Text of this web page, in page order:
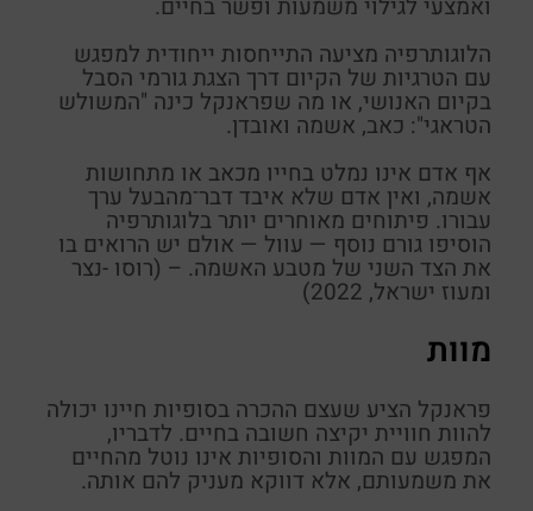
ואמצעי לגילוי משמעות ופשר בחיים.
הלוגותרפיה מציעה התייחסות ייחודית למפגש
עם הטרגיות של הקיום דרך הצגת גורמי הסבל
בקיום האנושי, או מה שפראנקל כינה "המשולש
הטראגי": כאב, אשמה ואובדן.
אף אדם אינו נמלט בחייו מכאב או מתחושות
אשמה, ואין אדם שלא איבד דבר־מהבעל ערך
עבורו. פיתוחים מאוחרים יותר בלוגותרפיה
הוסיפו גורם נוסף — עוול — אולם יש הרואים בו
את הצד השני של מטבע האשמה. – (רוסו -נצר
ומעוז ישראל, 2022)
מוות
פראנקל הציע שעצם ההכרה בסופיות חיינו יכולה
להוות חוויית יקיצה חשובה בחיים. לדבריו,
המפגש עם המוות והסופיות אינו נוטל מהחיים
את משמעותם, אלא דווקא מעניק להם אותה.